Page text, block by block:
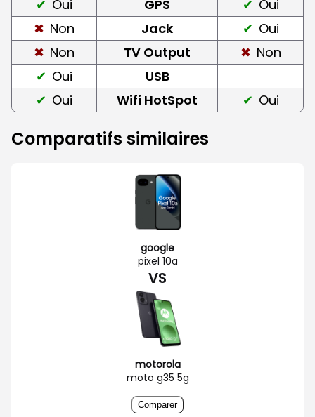
Oui
GPS
Oui
Non
Jack
Oui
Non
TV Output
Non
Oui
USB
Oui
Wifi HotSpot Oui
Comparatifs similaires
google
pixel 10a
VS
motorola
moto g35 5g
Comparer